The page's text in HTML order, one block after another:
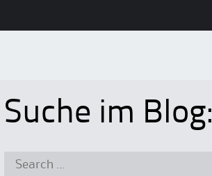
Suche im Blog:
Search